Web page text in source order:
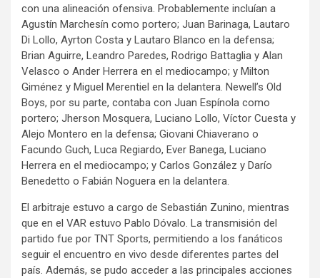
con una alineación ofensiva. Probablemente incluían a
Agustín Marchesín como portero; Juan Barinaga, Lautaro
Di Lollo, Ayrton Costa y Lautaro Blanco en la defensa;
Brian Aguirre, Leandro Paredes, Rodrigo Battaglia y Alan
Velasco o Ander Herrera en el mediocampo; y Milton
Giménez y Miguel Merentiel en la delantera. Newell’s Old
Boys, por su parte, contaba con Juan Espínola como
portero; Jherson Mosquera, Luciano Lollo, Víctor Cuesta y
Alejo Montero en la defensa; Giovani Chiaverano o
Facundo Guch, Luca Regiardo, Ever Banega, Luciano
Herrera en el mediocampo; y Carlos González y Darío
Benedetto o Fabián Noguera en la delantera.
El arbitraje estuvo a cargo de Sebastián Zunino, mientras
que en el VAR estuvo Pablo Dóvalo. La transmisión del
partido fue por TNT Sports, permitiendo a los fanáticos
seguir el encuentro en vivo desde diferentes partes del
país. Además, se pudo acceder a las principales acciones